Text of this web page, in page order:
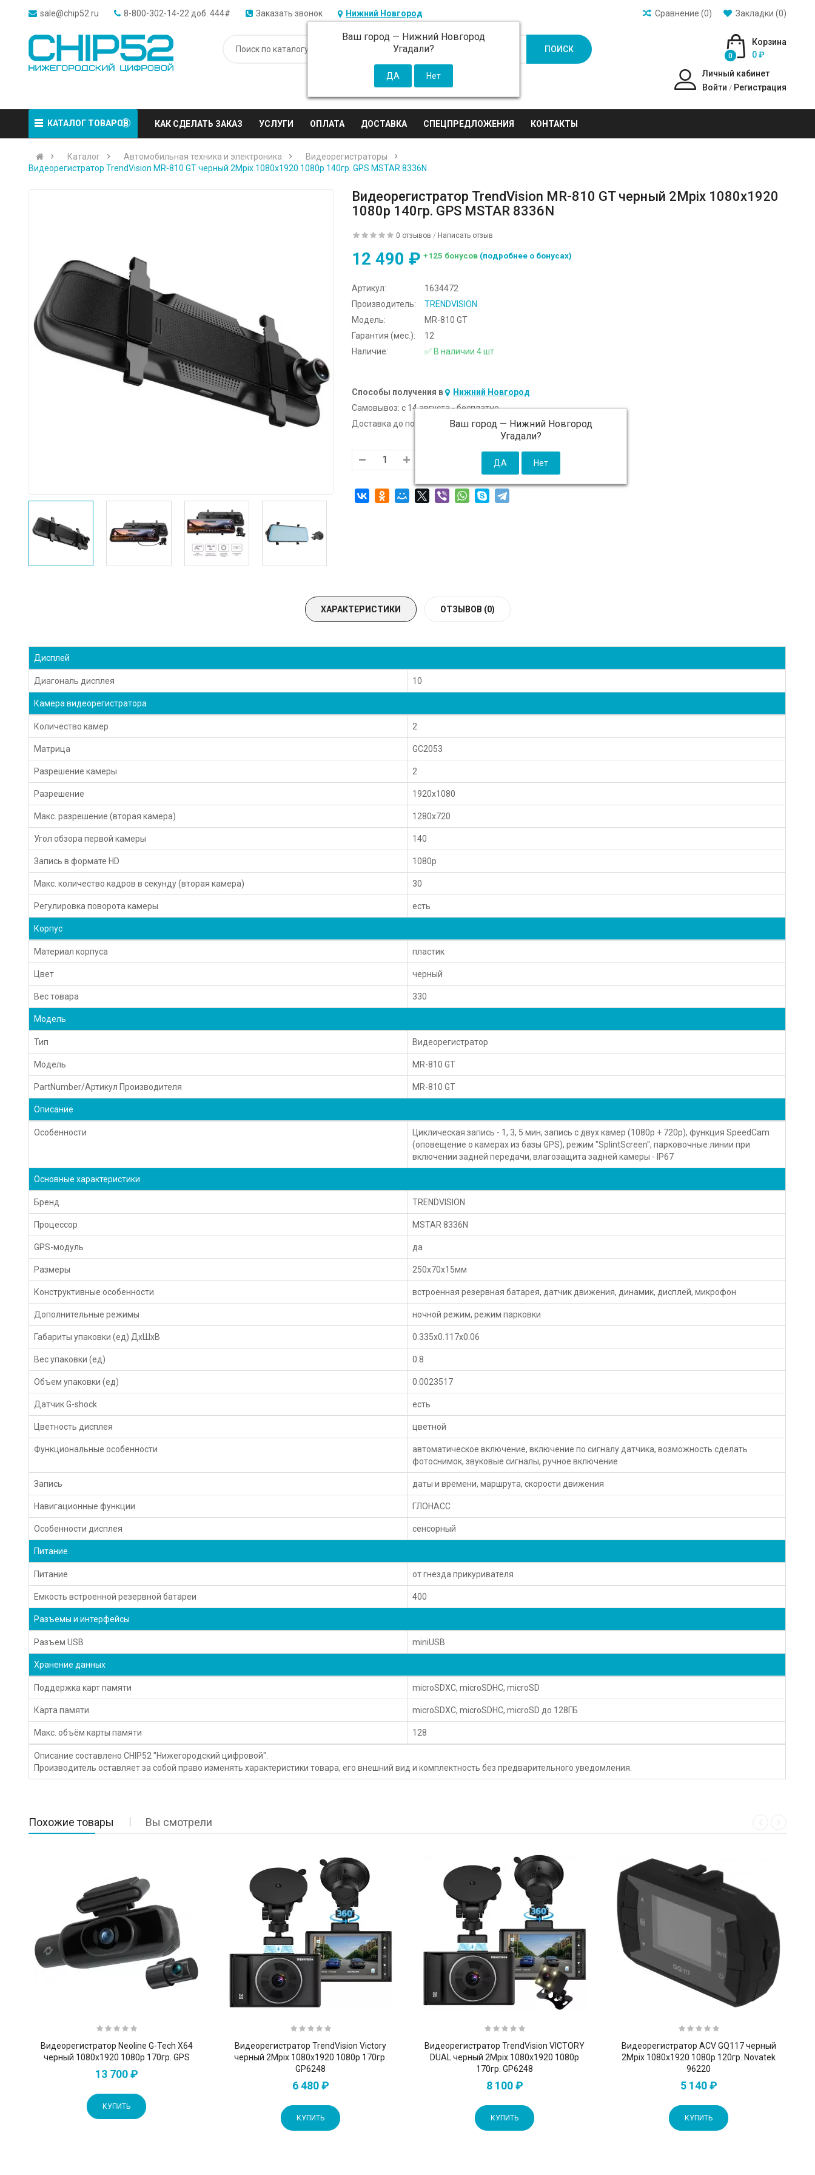
sale@chip52.ru 8-800-302-14-22 доб. 444# Заказать звонок Нижний Новгород
Ваш город — Нижний Новгород
Угадали?
Закладки (0)
Сравнение (0)
ПОИСК
Корзина
0
0 ₽
Личный кабинет
Войти / Регистрация
КАТАЛОГ ТОВАРОВ КАК СДЕЛАТЬ ЗАКАЗ УСЛУГИ ОПЛАТА ДОСТАВКА СПЕЦПРЕДЛОЖЕНИЯ КОНТАКТЫ
Каталог Автомобильная техника и электроника
Видеорегистраторы
Видеорегистратор TrendVision MR-810 GT черный 2Mpix 1080x1920 1080p 140гр. GPS MSTAR 8336N
Видеорегистратор TrendVision MR-810 GT черный 2Mpix 1080x1920
1080p 140гр. GPS MSTAR 8336N
0 отзывов / Написать отзыв
12 490 ₽ +125 бонусов (подробнее о бонусах)
Артикул:
1634472
Производитель:
TRENDVISION
Модель:
MR-810 GT
Гарантия (мес.):
12
Наличие:
✅ В наличии 4 шт
Способы получения в Нижний Новгород
Ваш город — Нижний Новгород
Угадали?
Самовывоз: c 14 августа - бесплатно
Доставка до подъезда:
c 14 августа - 300 ₽ (от 5 000 ₽ бесплатно)
ХАРАКТЕРИСТИКИ ОТЗЫВОВ (0)
Дисплей
Диагональ дисплея 10
Камера видеорегистратора
Количество камер 2
Матрица GC2053
Разрешение камеры 2
Разрешение 1920x1080
Макс. разрешение (вторая камера) 1280x720
Угол обзора первой камеры 140
Запись в формате HD 1080p
Макс. количество кадров в секунду (вторая камера) 30
Регулировка поворота камеры есть
Корпус
Материал корпуса пластик
Цвет черный
Вес товара 330
Модель
Тип Видеорегистратор
Модель MR-810 GT
PartNumber/Артикул Производителя MR-810 GT
Описание
Особенности
Циклическая запись - 1, 3, 5 мин, запись с двух камер (1080p + 720p), функция SpeedCam
(оповещение о камерах из базы GPS), режим "SplintScreen", парковочные линии при
включении задней передачи, влагозащита задней камеры - IP67
Основные характеристики
Бренд TRENDVISION
Процессор MSTAR 8336N
GPS-модуль да
Размеры 250x70x15мм
Конструктивные особенности встроенная резервная батарея, датчик движения, динамик, дисплей, микрофон
Дополнительные режимы ночной режим, режим парковки
Габариты упаковки (ед) ДхШхВ 0.335x0.117x0.06
Вес упаковки (ед) 0.8
Объем упаковки (ед) 0.0023517
Датчик G-shock есть
Цветность дисплея цветной
Функциональные особенности
автоматическое включение, включение по сигналу датчика, возможность сделать
фотоснимок, звуковые сигналы, ручное включение
Запись даты и времени, маршрута, скорости движения
Навигационные функции ГЛОНАСС
Особенности дисплея сенсорный
Питание
Питание от гнезда прикуривателя
Емкость встроенной резервной батареи 400
Разъемы и интерфейсы
Разъем USB miniUSB
Хранение данных
Поддержка карт памяти microSDXC, microSDHC, microSD
Карта памяти microSDXC, microSDHC, microSD до 128ГБ
Макс. объём карты памяти 128
Описание составлено CHIP52 "Нижегородский цифровой".
Производитель оставляет за собой право изменять характеристики товара, его внешний вид и комплектность без предварительного уведомления.
Похожие товары Вы смотрели
Видеорегистратор Neoline G-Tech X64
черный 1080x1920 1080p 170гр. GPS
13 700 ₽
КУПИТЬ
Видеорегистратор TrendVision Victory
черный 2Mpix 1080x1920 1080p 170гр.
GP6248
6 480 ₽
КУПИТЬ
Видеорегистратор TrendVision VICTORY
DUAL черный 2Mpix 1080x1920 1080p
170гр. GP6248
8 100 ₽
КУПИТЬ
Видеорегистратор ACV GQ117 черный
2Mpix 1080x1920 1080p 120гр. Novatek
96220
5 140 ₽
КУПИТЬ